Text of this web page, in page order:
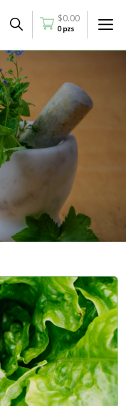
$0.00
0 pzs